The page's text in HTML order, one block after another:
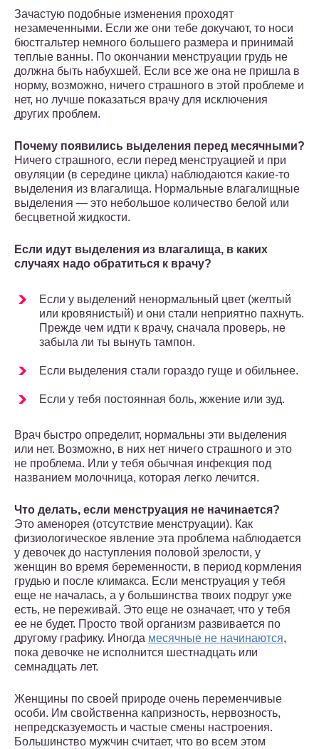
Зачастую подобные изменения проходят
незамеченными. Если же они тебе докучают, то носи
бюстгальтер немного большего размера и принимай
теплые ванны. По окончании менструации грудь не
должна быть набухшей. Если все же она не пришла в
норму, возможно, ничего страшного в этой проблеме и
нет, но лучше показаться врачу для исключения
других проблем.
Почему появились выделения перед месячными?
Ничего страшного, если перед менструацией и при
овуляции (в середине цикла) наблюдаются какие-то
выделения из влагалища. Нормальные влагалищные
выделения — это небольшое количество белой или
бесцветной жидкости.
Если идут выделения из влагалища, в каких
случаях надо обратиться к врачу?
Если у выделений ненормальный цвет (желтый
или кровянистый) и они стали неприятно пахнуть.
Прежде чем идти к врачу, сначала проверь, не
забыла ли ты вынуть тампон.
Если выделения стали гораздо гуще и обильнее.
Если у тебя постоянная боль, жжение или зуд.
Врач быстро определит, нормальны эти выделения
или нет. Возможно, в них нет ничего страшного и это
не проблема. Или у тебя обычная инфекция под
названием молочница, которая легко лечится.
Что делать, если менструация не начинается?
Это аменорея (отсутствие менструации). Как
физиологическое явление эта проблема наблюдается
у девочек до наступления половой зрелости, у
женщин во время беременности, в период кормления
грудью и после климакса. Если менструация у тебя
еще не началась, а у большинства твоих подруг уже
есть, не переживай. Это еще не означает, что у тебя
ее не будет. Просто твой организм развивается по
другому графику. Иногда месячные не начинаются,
пока девочке не исполнится шестнадцать или
семнадцать лет.
Женщины по своей природе очень переменчивые
особи. Им свойственна капризность, нервозность,
непредсказуемость и частые смены настроения.
Большинство мужчин считает, что во всем этом